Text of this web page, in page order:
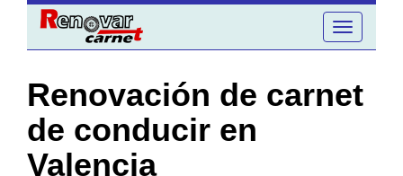
Toggle
navigation
Renovación de carnet
de conducir en
Valencia